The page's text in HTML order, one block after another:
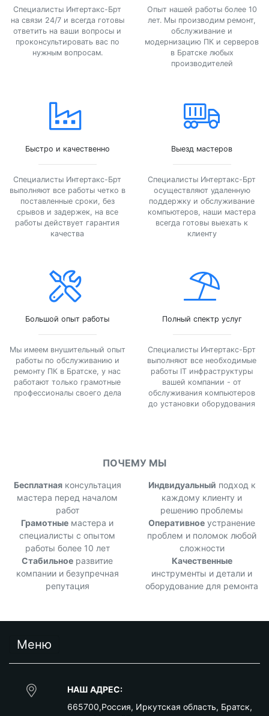
Специалисты Интертакс-Брт
на связи 24/7 и всегда готовы
ответить на ваши вопросы и
проконсультировать вас по
нужным вопросам.
Опыт нашей работы более 10
лет. Мы производим ремонт,
обслуживание и
модернизацию ПК и серверов
в Братске любых
производителей
Быстро и качественно
Специалисты Интертакс-Брт
выполняют все работы четко в
поставленные сроки, без
срывов и задержек, на все
работы действует гарантия
качества
Выезд мастеров
Специалисты Интертакс-Брт
осуществляют удаленную
поддержку и обслуживание
компьютеров, наши мастера
всегда готовы выехать к
клиенту
Большой опыт работы
Мы имеем внушительный опыт
работы по обслуживанию и
ремонту ПК в Братске, у нас
работают только грамотные
профессионалы своего дела
Полный спектр услуг
Специалисты Интертакс-Брт
выполняют все необходимые
работы IT инфраструктуры
вашей компании - от
обслуживания компьютеров
до установки оборудования
ПОЧЕМУ МЫ
Бесплатнаяконсультация
мастера перед началом
работ
Индвидуальный подход к
каждому клиенту и
решению проблемы
Грамотные мастера и
специалисты с опытом
работы более 10 лет
Оперативное устранение
проблем и поломок любой
сложности
Стабильное развитие
компании и безупречная
репутация
Качественные
инструменты и детали и
оборудование для ремонта
Меню
НАШ АДРЕС:
665700,Россия, Иркутская область, Братск,